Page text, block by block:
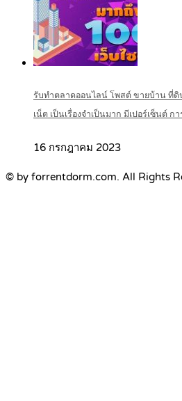
รับทำตลาดออนไลน์ โพสต์ ขายบ้าน ที่
เน็ต เป็นเรื่องจำเป็นมาก มีเปอร์เซ็นต์ ก
16 กรกฎาคม 2023
© by forrentdorm.com. All Rights